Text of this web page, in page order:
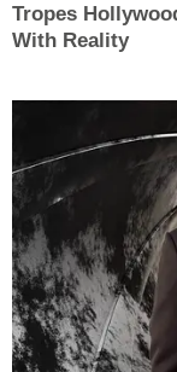
Tropes
With Reality